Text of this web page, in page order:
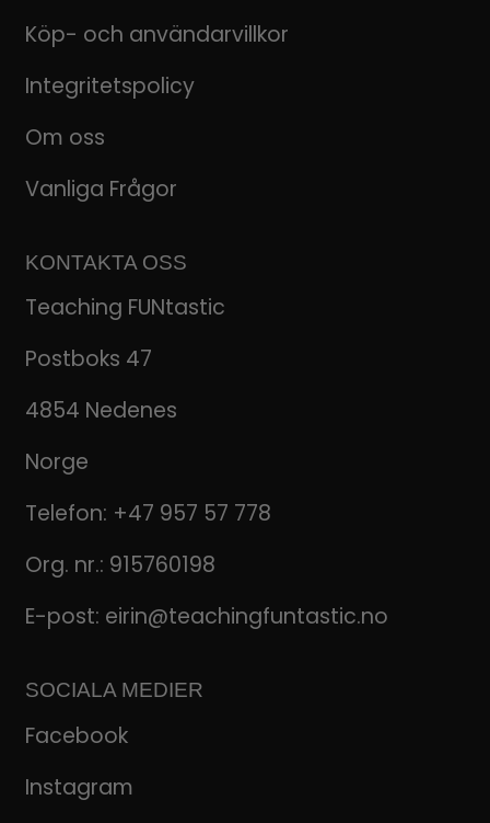
Köp- och användarvillkor
Integritetspolicy
Om oss
Vanliga Frågor
KONTAKTA OSS
Teaching FUNtastic
Postboks 47
4854 Nedenes
Norge
Telefon: +47 957 57 778
Org. nr.: 915760198
E-post: eirin@teachingfuntastic.no
SOCIALA MEDIER
Facebook
Instagram